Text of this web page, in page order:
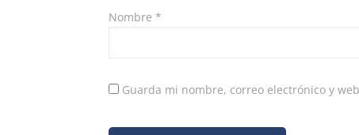
Nombre *
Guarda mi nombre, correo electrónico y